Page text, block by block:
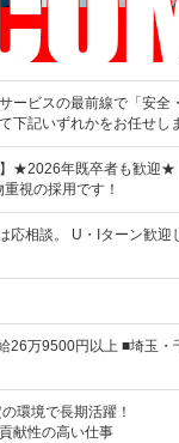
ービスの最前線で「安
下記いずれかをお任せし
】★2026年既卒者も歓
視の採用です！
応相談。 U・Iターン歓
万9500円以上 ■埼玉・
環境で長期活躍！
献性の高い仕事